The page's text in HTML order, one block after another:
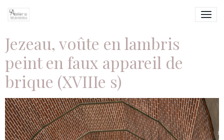
Jezeau, voûte en lambris
peint en faux appareil de
brique (XVIIIe s)